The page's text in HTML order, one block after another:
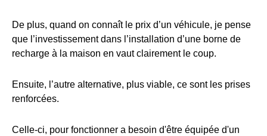
De plus, quand on connaît le prix d’un véhicule, je pense
que l’investissement dans l’installation d’une borne de
recharge à la maison en vaut clairement le coup.
Ensuite, l’autre alternative, plus viable, ce sont les prises
renforcées.
Celle-ci, pour fonctionner a besoin d'être équipée d'un